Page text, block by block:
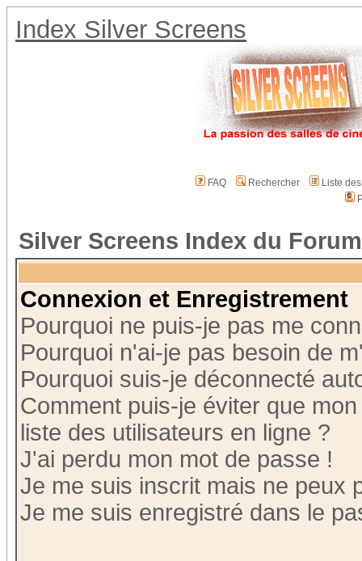
Index Silver Screens
FAQ Rechercher
Liste
Silver Screens Index du Forum
Connexion et Enregistrement
Pourquoi ne puis-je pas me
Pourquoi n'ai-je pas besoin de
Pourquoi suis-je déconnecté
Comment puis-je éviter que
liste des utilisateurs en ligne ?
J'ai perdu mon mot de passe !
Je me suis inscrit mais ne peux
Je me suis enregistré dans le